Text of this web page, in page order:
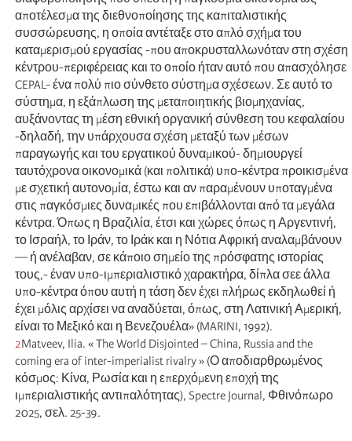
αποτέλεσμα της διεθνοποίησης της καπιταλιστικής
συσσώρευσης, η οποία αντέταξε στο απλό σχήμα του
καταμερισμού εργασίας -που αποκρυσταλλωνόταν στη σχέση
κέντρου-περιφέρειας και το οποίο ήταν αυτό που απασχόλησε
CEPAL- ένα πολύ πιο σύνθετο σύστημα σχέσεων. Σε αυτό το
σύστημα, η εξάπλωση της μεταποιητικής βιομηχανίας,
αυξάνοντας τη μέση εθνική οργανική σύνθεση του κεφαλαίου
-δηλαδή, την υπάρχουσα σχέση μεταξύ των μέσων
παραγωγής και του εργατικού δυναμικού- δημιουργεί
ταυτόχρονα οικονομικά (και πολιτικά) υπο-κέντρα προικισμένα
με σχετική αυτονομία, έστω και αν παραμένουν υποταγμένα
στις παγκόσμιες δυναμικές που επιβάλλονται από τα μεγάλα
κέντρα. Όπως η Βραζιλία, έτσι και χώρες όπως η Αργεντινή,
το Ισραήλ, το Ιράν, το Ιράκ και η Νότια Αφρική αναλαμβάνουν
— ή ανέλαβαν, σε κάποιο σημείο της πρόσφατης ιστορίας
τους,- έναν υπο-ιμπεριαλιστικό χαρακτήρα, δίπλα σεε άλλα
υπο-κέντρα όπου αυτή η τάση δεν έχει πλήρως εκδηλωθεί ή
έχει μόλις αρχίσει να αναδύεται, όπως, στη Λατινική Αμερική,
είναι το Μεξικό και η Βενεζουέλα» (MARINI, 1992).
2Matveev, Ilia. « The World Disjointed – China, Russia and the
coming era of inter-imperialist rivalry » (Ο αποδιαρθρωμένος
κόσμος: Κίνα, Ρωσία και η επερχόμενη εποχή της
ιμπεριαλιστικής αντιπαλότητας), Spectre Journal, Φθινόπωρο
2025, σελ. 25-39.